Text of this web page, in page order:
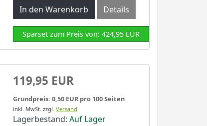
In den Warenkorb
Details
Sparset zum Preis von: 424,95 EUR
119,95 EUR
Grundpreis: 0,50 EUR pro 100 Seiten
inkl. MwSt. zzgl. Versand
Lagerbestand: Auf Lager